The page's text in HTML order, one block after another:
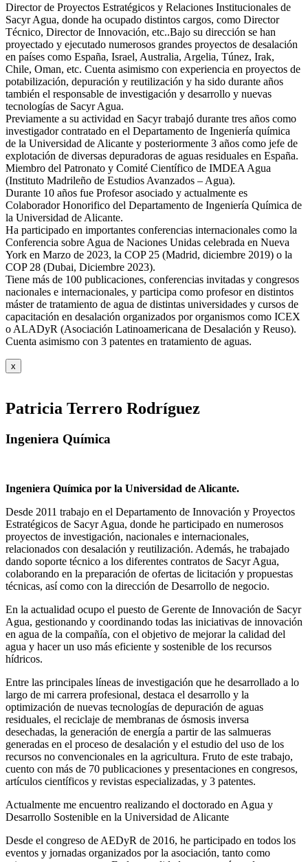
Director de Proyectos Estratégicos y Relaciones Institucionales de
Sacyr Agua, donde ha ocupado distintos cargos, como Director
Técnico, Director de Innovación, etc..Bajo su dirección se han
proyectado y ejecutado numerosos grandes proyectos de desalación
en países como España, Israel, Australia, Argelia, Túnez, Irak,
Chile, Oman, etc. Cuenta asimismo con experiencia en proyectos de
potabilización, depuración y reutilización y ha sido durante años
también el responsable de investigación y desarrollo y nuevas
tecnologías de Sacyr Agua.
Previamente a su actividad en Sacyr trabajó durante tres años como
investigador contratado en el Departamento de Ingeniería química
de la Universidad de Alicante y posteriormente 3 años como jefe de
explotación de diversas depuradoras de aguas residuales en España.
Miembro del Patronato y Comité Científico de IMDEA Agua
(Instituto Madrileño de Estudios Avanzados – Agua).
Durante 10 años fue Profesor asociado y actualmente es
Colaborador Honorifico del Departamento de Ingeniería Química de
la Universidad de Alicante.
Ha participado en importantes conferencias internacionales como la
Conferencia sobre Agua de Naciones Unidas celebrada en Nueva
York en Marzo de 2023, la COP 25 (Madrid, diciembre 2019) o la
COP 28 (Dubai, Diciembre 2023).
Tiene más de 100 publicaciones, conferencias invitadas y congresos
nacionales e internacionales, y participa como profesor en distintos
máster de tratamiento de agua de distintas universidades y cursos de
capacitación en desalación organizados por organismos como ICEX
o ALADyR (Asociación Latinoamericana de Desalación y Reuso).
Cuenta asimismo con 3 patentes en tratamiento de aguas.
x
Patricia Terrero Rodríguez
Ingeniera Química
Ingeniera Química por la Universidad de Alicante.
Desde 2011 trabajo en el Departamento de Innovación y Proyectos
Estratégicos de Sacyr Agua, donde he participado en numerosos
proyectos de investigación, nacionales e internacionales,
relacionados con desalación y reutilización. Además, he trabajado
dando soporte técnico a los diferentes contratos de Sacyr Agua,
colaborando en la preparación de ofertas de licitación y propuestas
técnicas, así como con la dirección de Desarrollo de negocio.
En la actualidad ocupo el puesto de Gerente de Innovación de Sacyr
Agua, gestionando y coordinando todas las iniciativas de innovación
en agua de la compañía, con el objetivo de mejorar la calidad del
agua y hacer un uso más eficiente y sostenible de los recursos
hídricos.
Entre las principales líneas de investigación que he desarrollado a lo
largo de mi carrera profesional, destaca el desarrollo y la
optimización de nuevas tecnologías de depuración de aguas
residuales, el reciclaje de membranas de ósmosis inversa
desechadas, la generación de energía a partir de las salmueras
generadas en el proceso de desalación y el estudio del uso de los
recursos no convencionales en la agricultura. Fruto de este trabajo,
cuento con más de 70 publicaciones y presentaciones en congresos,
artículos científicos y revistas especializadas, y 3 patentes.
Actualmente me encuentro realizando el doctorado en Agua y
Desarrollo Sostenible en la Universidad de Alicante
Desde el congreso de AEDyR de 2016, he participado en todos los
eventos y jornadas organizados por la asociación, tanto como